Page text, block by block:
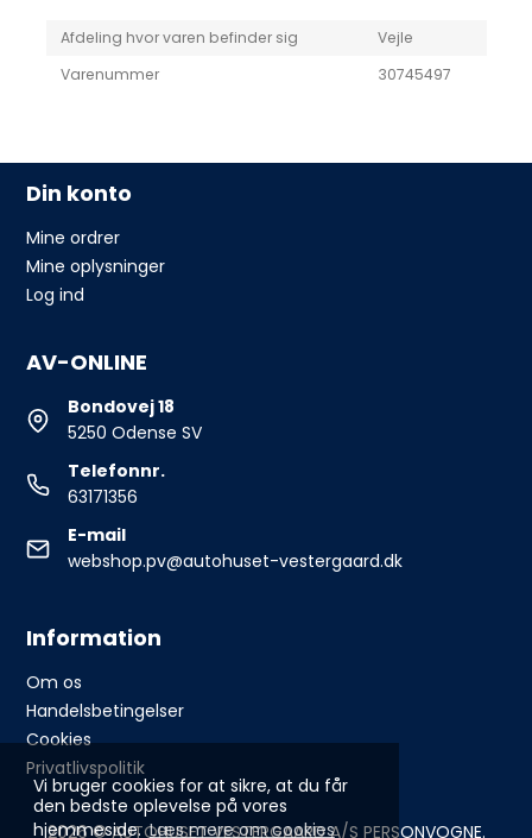
Vi bruger cookies for at sikre, at du får
den bedste oplevelse på vores
hjemmeside.Læs mere om cookies
Afdeling hvor varen befinder sig
Vejle
Varenummer
30745497
Din konto
Mine ordrer
Mine oplysninger
Log ind
AV-ONLINE
Bondovej 18
5250 Odense SV
Telefonnr.
63171356
E-mail
webshop.pv@autohuset-vestergaard.dk
Information
Om os
Handelsbetingelser
Cookies
Privatlivspolitik
2026 © AUTOHUSET VESTERGAARD A/S PERSONVOGNE.